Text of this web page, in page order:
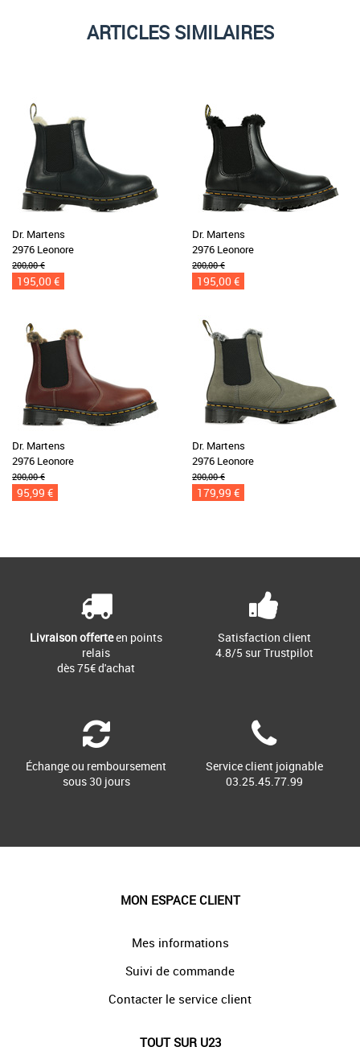
ARTICLES SIMILAIRES
Dr. Martens
2976 Leonore
200,00 €
195,00 €
Dr. Martens
2976 Leonore
200,00 €
195,00 €
Dr. Martens
2976 Leonore
200,00 €
95,99 €
Dr. Martens
2976 Leonore
200,00 €
179,99 €
Livraison offerteen points
relais
dès 75€ d'achat
Satisfaction client
4.8/5 sur Trustpilot
Échange ou remboursement
sous 30 jours
Service client joignable
03.25.45.77.99
MON ESPACE CLIENT
Mes informations
Suivi de commande
Contacter le service client
TOUT SUR U23